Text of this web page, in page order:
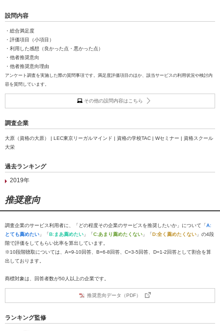
設問内容
・総合満足度
・評価項目（小項目）
・利用した感想（良かった点・悪かった点）
・他者推奨意向
・他者推奨意向理由
アンケート調査を実施した際の質問事項です。満足度評価項目のほか、該当サービスの利用状況や検討内
容を質問しています。
その他の設問内容はこちら
調査企業
大原（資格の大原） | LEC東京リーガルマインド | 資格の学校TAC | Wセミナー | 資格スクール
大栄
過去ランキング
2019年
推奨意向
調査企業のサービス利用者に、「どの程度その企業のサービスを推奨したいか」について「A:
とても薦めたい 」「B:まあ薦めたい 」「C:あまり薦めたくない 」「D:全く薦めたくない 」の4段
階で評価をしてもらい比率を算出しています。
※10段階聴取については、A=9-10回答、B=6-8回答、C=3-5回答、D=1-2回答として割合を算
出しております。
商標対象は、回答者数が50人以上の企業です。
推奨意向データ（PDF）
ランキング監修